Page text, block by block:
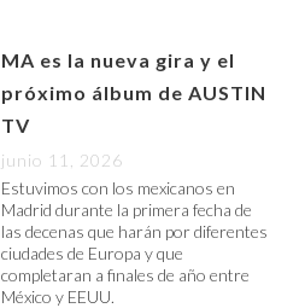
MA es la nueva gira y el
próximo álbum de AUSTIN
TV
junio 11, 2026
Estuvimos con los mexicanos en
Madrid durante la primera fecha de
las decenas que harán por diferentes
ciudades de Europa y que
completaran a finales de año entre
México y EEUU.